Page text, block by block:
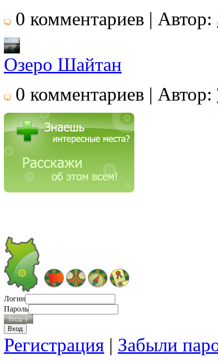
0 комментариев | Автор:
Озеро Шайтан
0 комментариев | Автор:
Логин
Пароль
Регистрация | Забыли